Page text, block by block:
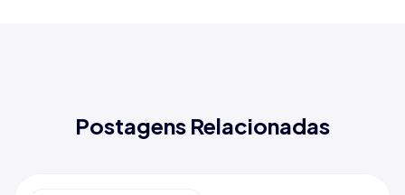
Postagens Relacionadas